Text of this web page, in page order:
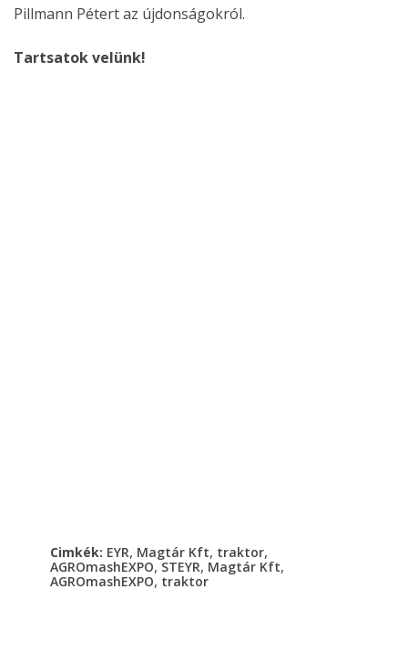
Pillmann Pétert az újdonságokról.
Tartsatok velünk!
Cimkék: EYR, Magtár Kft, traktor,
AGROmashEXPO,STEYR, Magtár Kft,
AGROmashEXPO, traktor